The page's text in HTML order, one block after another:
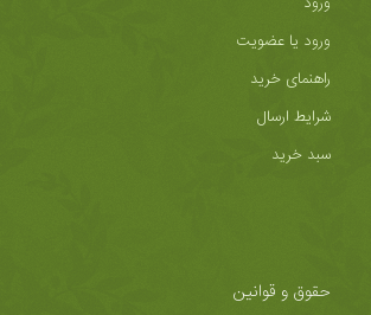
ورود یا عضویت
راهنمای خرید
شرایط ارسال
سبد خرید
حقوق و قوانین